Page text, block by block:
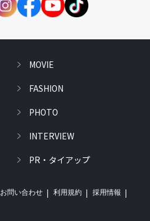
MOVIE
FASHION
PHOTO
INTERVIEW
PR・タイアップ
お問い合わせ 利用規約 採用情報